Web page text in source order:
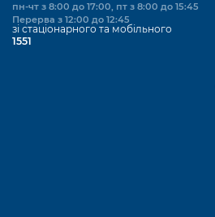
пн-чт з 8:00 до 17:00, пт з 8:00 до 15:45
Перерва з 12:00 до 12:45
зі стаціонарного та мобільного
1551